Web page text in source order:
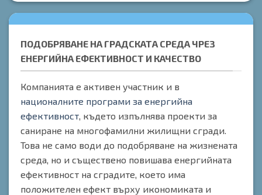
ПОДОБРЯВАНЕ НА ГРАДСКАТА СРЕДА ЧРЕЗ
ЕНЕРГИЙНА ЕФЕКТИВНОСТ И КАЧЕСТВО
Компанията е активен участник и в
националните програми за енергийна
ефективност, където изпълнява проекти за
саниране на многофамилни жилищни сгради.
Това не само води до подобряване на жизнената
среда, но и съществено повишава енергийната
ефективност на сградите, което има
положителен ефект върху икономиката и